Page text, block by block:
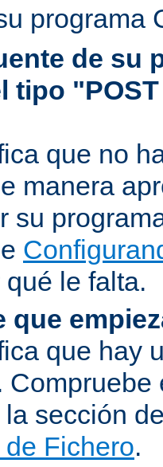
programa
de su
tipo
que no
manera
su
le falta.
que
que hay
la sección
Fichero.